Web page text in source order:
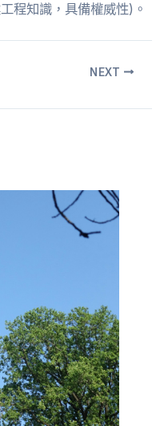
程知識，具備權威性)。
NEXT